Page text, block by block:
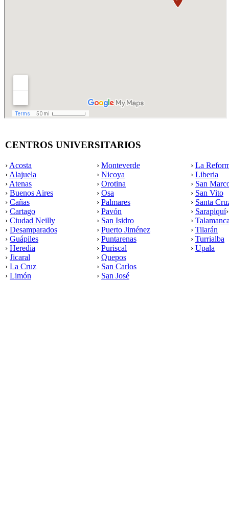
CENTROS UNIVERSITARIOS
›Acosta
›Alajuela
›Atenas
› Buenos Aires
› Cañas
› Cartago
› Ciudad Neilly
› Desamparados
› Guápiles
› Heredia
› Jicaral
› La Cruz
› Limón
› Monteverde
› Nicoya
› Orotina
› Osa
› Palmares
› Pavón
› San Isidro
› Puerto Jiménez
› Puntarenas
› Puriscal
› Quepos
› San Carlos
› San José
› La
› Liberia
› San
› San Vito
› Santa
› Sarapiquí
›
› Tilarán
› Turrialba
› Upala